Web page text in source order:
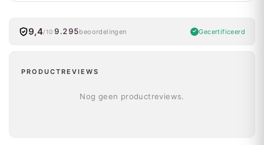
9,4/10 9.295beoordelingen Gecertificeerd
PRODUCTREVIEWS
Nog geen productreviews.